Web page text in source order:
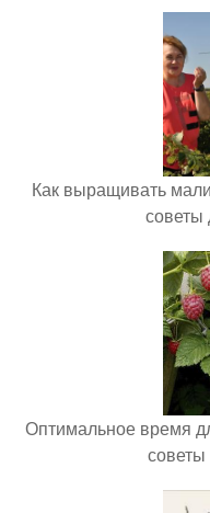
Как выращивать
Оптимальное время